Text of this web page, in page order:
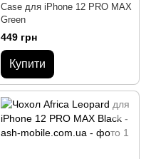
Case для iPhone 12 PRO MAX
Green
449 грн
Купити